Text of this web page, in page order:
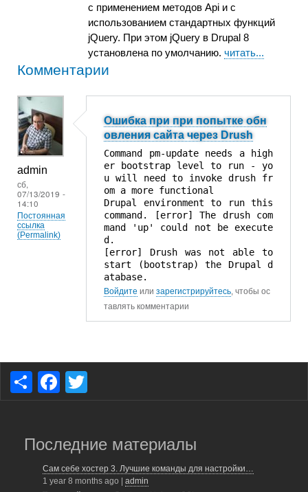
c применением методов Api и с
использованием стандартных функций
jQuery. При этом jQuery в Drupal 8
установлена по умолчанию.читать...
Комментарии
admin
сб,
07/13/2019 -
14:10
Постоянная
ссылка
(Permalink)
Ошибка при при попытке обн
овления сайта через Drush
Command pm-update needs a high
er bootstrap level to run - yo
u will need to invoke drush fr
om a more functional
Drupal environment to run this
command. [error] The drush com
mand 'up' could not be execute
d.
[error] Drush was not able to
start (bootstrap) the Drupal d
atabase.
Войдите или зарегистрируйтесь, чтобы ос
тавлять комментарии
S
e
F
e
b
er
Последние материалы
Сам себе хостер 3. Лучшие команды для настройки…
1 year 8 months ago
admin